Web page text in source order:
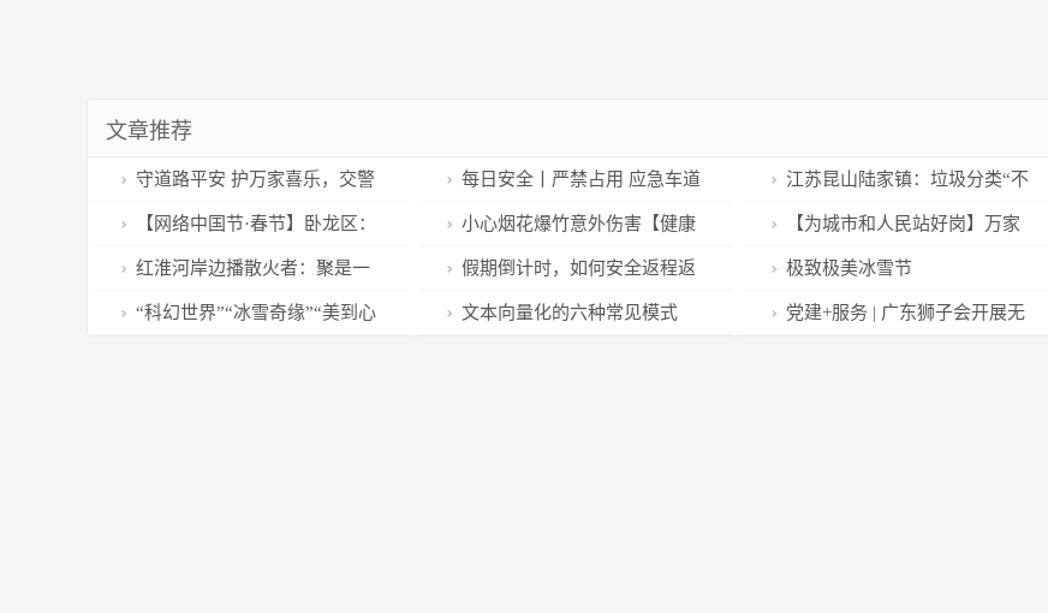
文章推荐
守道路平安 护万家喜乐，交警
过节在路上...
每日安全丨严禁占用 应急车道 江苏昆山陆家镇：垃圾分类“不
打烊” 低碳时尚过新年
【网络中国节·春节】卧龙区：
城管不“打烊” 全力保民生
小心烟花爆竹意外伤害【健康
幸福过新年】
【为城市和人民站好岗】万家
灯火下，上海嘉定公安一如既往
的守护
红淮河岸边播散火者：聚是一
团火，散是满天星
假期倒计时，如何安全返程返
岗？一图读懂
极致极美冰雪节
“科幻世界”“冰雪奇缘”“美到心 文本向量化的六种常见模式 党建+服务 | 广东狮子会开展无